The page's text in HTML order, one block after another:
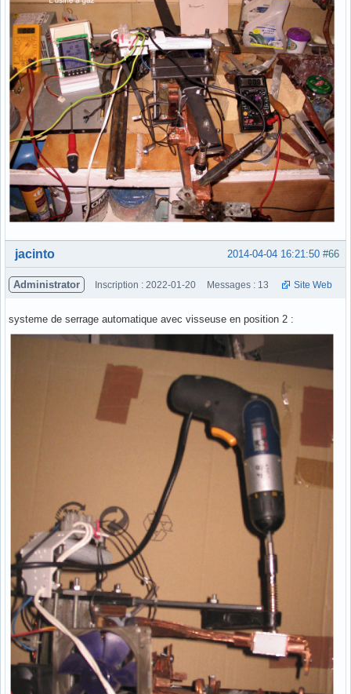
Hors ligne #66
2014-04-04 16:21:50
jacinto
Administrator Inscription : 2022-01-20 Messages : 13 Site Web
systeme de serrage automatique avec visseuse en position 2 :